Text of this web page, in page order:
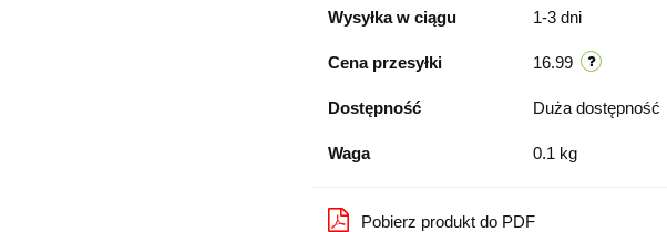
Wysyłka w ciągu 1-3 dni
Cena przesyłki 16.99
Dostępność Duża dostępność
Waga 0.1 kg
Pobierz produkt do PDF